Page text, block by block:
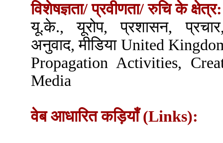
विशेषज्ञता/ प्रवीणता/ रुचि के क्षेत्र:
यू.के., यूरोप, प्रशासन,
अनुवाद, मीडिया United
Propagation Activities,
Media
वेब आधारित कड़ियाँ (Links):